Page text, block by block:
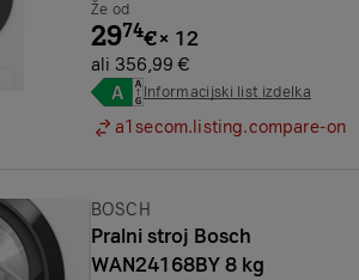
Že od
2974€× 12
ali 356,99 €
Informacijski list izdelka
a1secom.listing.compare-on
Znamka:
BOSCH
Pralni stroj Bosch
WAN24168BY 8 kg